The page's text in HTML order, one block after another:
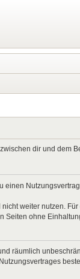
dir und
einen
weiter nutzen.
Seiten ohne
räumlich